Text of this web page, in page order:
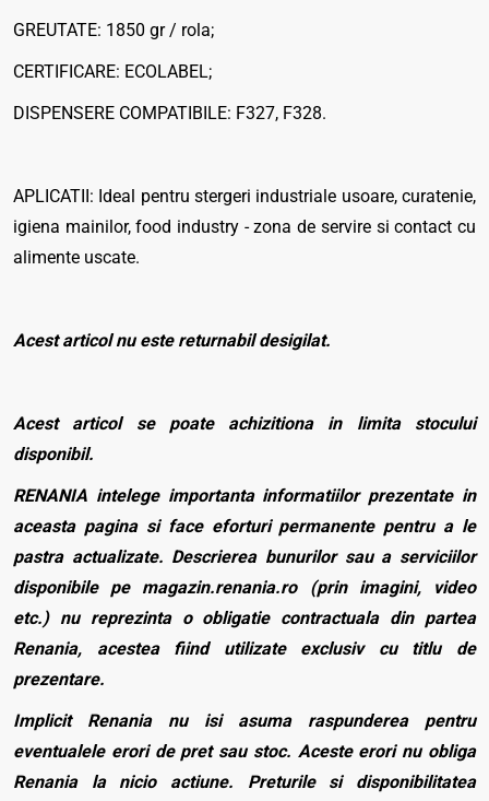
GREUTATE: 1850 gr / rola;
CERTIFICARE: ECOLABEL;
DISPENSERE COMPATIBILE: F327, F328.
APLICATII: Ideal pentru stergeri industriale usoare, curatenie,
igiena mainilor, food industry - zona de servire si contact cu
alimente uscate.
Acest articol nu este returnabil desigilat.
Acest articol se poate achizitiona in limita stocului
disponibil.
RENANIA intelege importanta informatiilor prezentate in
aceasta pagina si face eforturi permanente pentru a le
pastra actualizate. Descrierea bunurilor sau a serviciilor
disponibile pe magazin.renania.ro (prin imagini, video
etc.) nu reprezinta o obligatie contractuala din partea
Renania, acestea fiind utilizate exclusiv cu titlu de
prezentare.
Implicit Renania nu isi asuma raspunderea pentru
eventualele erori de pret sau stoc. Aceste erori nu obliga
Renania la nicio actiune. Preturile si disponibilitatea